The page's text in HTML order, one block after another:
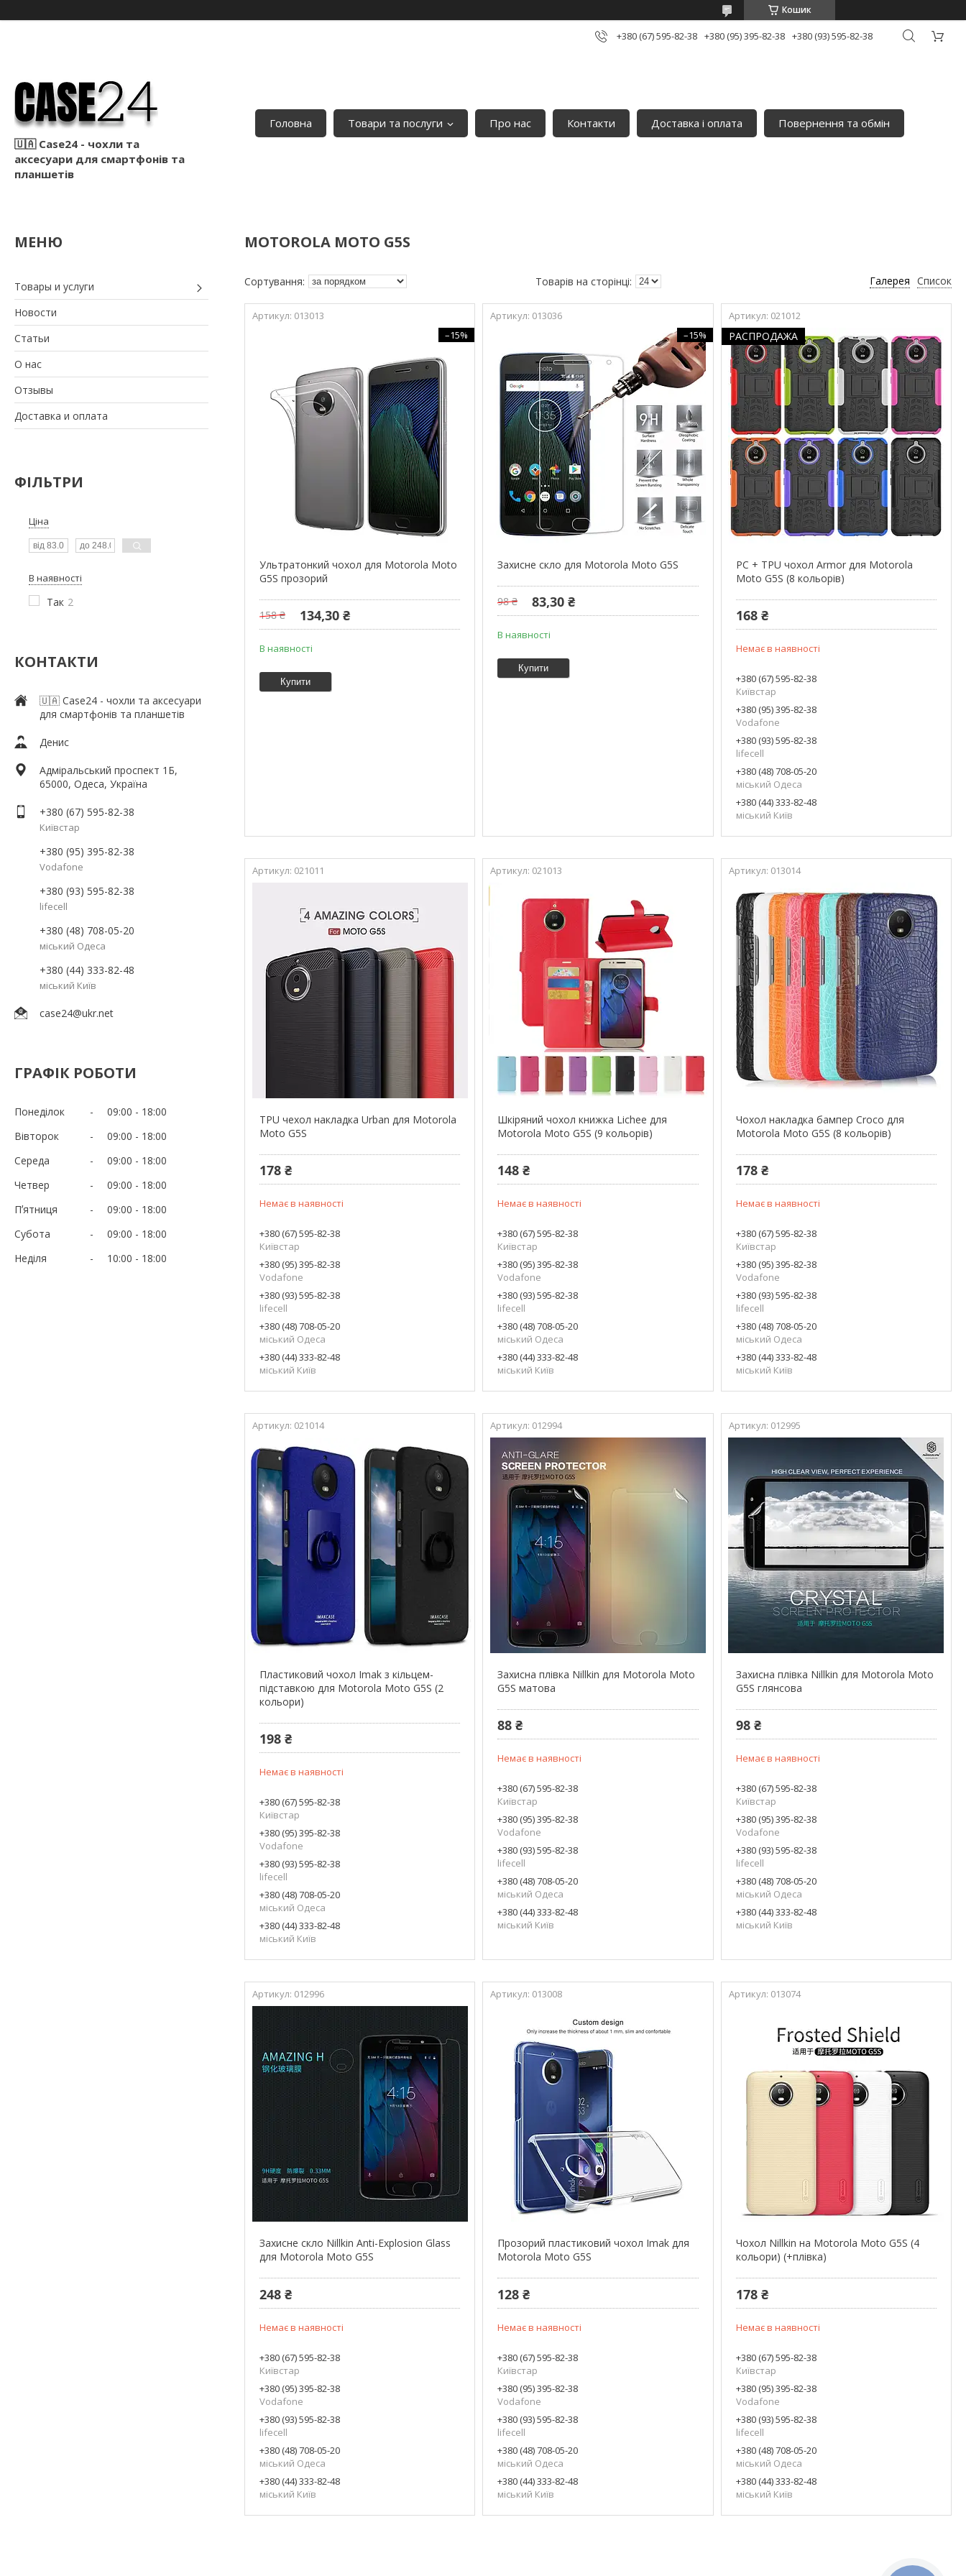
Кошик
+380 (67) 595-82-38 +380 (95) 395-82-38 +380 (93) 595-82-38
🇺🇦 Case24 - чохли та
аксесуари для смартфонів та
планшетів
Головна Товари та послуги Про нас Контакти Доставка і оплата Повернення та обмін
Товары и услуги
Новости
Статьи
О нас
Отзывы
Доставка и оплата
ФІЛЬТРИ
Ціна
В наявності
Так 2
КОНТАКТИ
🇺🇦 Case24 - чохли та аксесуари
для смартфонів та планшетів
Денис
Адміральський проспект 1Б,
65000, Одеса, Україна
+380 (67) 595-82-38
Київстар
+380 (95) 395-82-38
Vodafone
+380 (93) 595-82-38
lifecell
+380 (48) 708-05-20
міський Одеса
+380 (44) 333-82-48
міський Київ
case24@ukr.net
ГРАФІК РОБОТИ
Понеділок 09:00
18:00
Вівторок
09:00
18:00
Середа
09:00
18:00
Четвер
09:00
18:00
Пʼятниця
09:00
18:00
Субота
09:00
18:00
Неділя
10:00 18:00
MOTOROLA MOTO G5S
Галерея Список
013013
–15%
Ультратонкий чохол для Motorola Moto
G5S прозорий
158 ₴ 134,30 ₴
В наявності
Купити
013036
–15%
Захисне скло для Motorola Moto G5S
98 ₴ 83,30 ₴
В наявності
Купити
021012
РАСПРОДАЖА
PC + TPU чохол Armor для Motorola
Moto G5S (8 кольорів)
168 ₴
Немає в наявності
+380 (67) 595-82-38
Київстар
+380 (95) 395-82-38
Vodafone
+380 (93) 595-82-38
lifecell
+380 (48) 708-05-20
міський Одеса
+380 (44) 333-82-48
міський Київ
021011
TPU чехол накладка Urban для Motorola
Moto G5S
178 ₴
Немає в наявності
+380 (67) 595-82-38
Київстар
+380 (95) 395-82-38
Vodafone
+380 (93) 595-82-38
lifecell
+380 (48) 708-05-20
міський Одеса
+380 (44) 333-82-48
міський Київ
021013
Шкіряний чохол книжка Lichee для
Motorola Moto G5S (9 кольорів)
148 ₴
Немає в наявності
+380 (67) 595-82-38
Київстар
+380 (95) 395-82-38
Vodafone
+380 (93) 595-82-38
lifecell
+380 (48) 708-05-20
міський Одеса
+380 (44) 333-82-48
міський Київ
013014
Чохол накладка бампер Croco для
Motorola Moto G5S (8 кольорів)
178 ₴
Немає в наявності
+380 (67) 595-82-38
Київстар
+380 (95) 395-82-38
Vodafone
+380 (93) 595-82-38
lifecell
+380 (48) 708-05-20
міський Одеса
+380 (44) 333-82-48
міський Київ
021014
Пластиковий чохол Imak з кільцем-
підставкою для Motorola Moto G5S (2
кольори)
198 ₴
Немає в наявності
+380 (67) 595-82-38
Київстар
+380 (95) 395-82-38
Vodafone
+380 (93) 595-82-38
lifecell
+380 (48) 708-05-20
міський Одеса
+380 (44) 333-82-48
міський Київ
012994
Захисна плівка Nillkin для Motorola Moto
G5S матова
88 ₴
Немає в наявності
+380 (67) 595-82-38
Київстар
+380 (95) 395-82-38
Vodafone
+380 (93) 595-82-38
lifecell
+380 (48) 708-05-20
міський Одеса
+380 (44) 333-82-48
міський Київ
012995
Захисна плівка Nillkin для Motorola Moto
G5S глянсова
98 ₴
Немає в наявності
+380 (67) 595-82-38
Київстар
+380 (95) 395-82-38
Vodafone
+380 (93) 595-82-38
lifecell
+380 (48) 708-05-20
міський Одеса
+380 (44) 333-82-48
міський Київ
012996
Захисне скло Nillkin Anti-Explosion Glass
для Motorola Moto G5S
248 ₴
Немає в наявності
+380 (67) 595-82-38
Київстар
+380 (95) 395-82-38
Vodafone
+380 (93) 595-82-38
lifecell
+380 (48) 708-05-20
міський Одеса
+380 (44) 333-82-48
міський Київ
013008
Прозорий пластиковий чохол Imak для
Motorola Moto G5S
128 ₴
Немає в наявності
+380 (67) 595-82-38
Київстар
+380 (95) 395-82-38
Vodafone
+380 (93) 595-82-38
lifecell
+380 (48) 708-05-20
міський Одеса
+380 (44) 333-82-48
міський Київ
013074
Чохол Nillkin на Motorola Moto G5S (4
кольори) (+плівка)
178 ₴
Немає в наявності
+380 (67) 595-82-38
Київстар
+380 (95) 395-82-38
Vodafone
+380 (93) 595-82-38
lifecell
+380 (48) 708-05-20
міський Одеса
+380 (44) 333-82-48
міський Київ